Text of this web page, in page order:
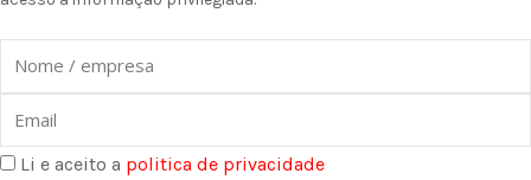
b
o
o
a
g
r
e
d
i
Nome
Li e aceito a politica de privacidade